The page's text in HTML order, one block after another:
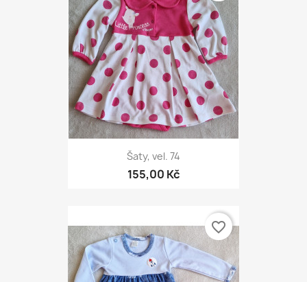
Šaty, vel. 74
155,00 Kč
favorite_border